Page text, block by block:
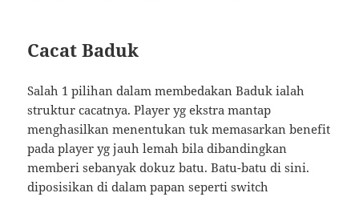
Cacat Baduk
Salah 1 pilihan dalam membedakan Baduk ialah
struktur cacatnya. Player yg ekstra mantap
menghasilkan menentukan tuk memasarkan benefit
pada player yg jauh lemah bila dibandingkan
memberi sebanyak dokuz batu. Batu-batu di sini.
diposisikan di dalam papan seperti switch